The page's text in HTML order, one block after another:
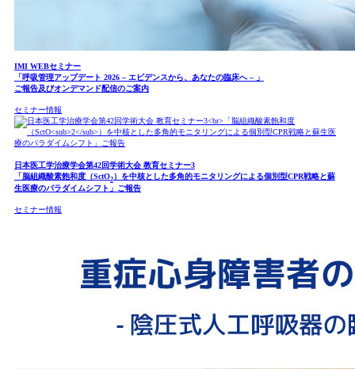
IMI WEBセミナー
「呼吸管理アップデート 2026 – エビデンスから、あなたの臨床へ – 」
ご報告及びオンデマンド配信のご案内
セミナー情報
日本医工学治療学会第42回学術大会 教育セミナー3
「脳組織酸素飽和度（SctO2）を中核とした多角的モニタリングによる個別型CPR戦略と蘇
生医療のパラダイムシフト」ご報告
セミナー情報